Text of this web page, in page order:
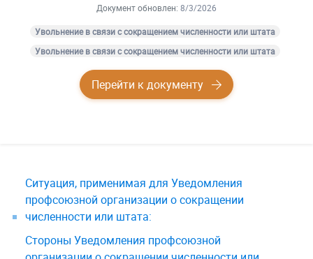
Документ обновлен: 8/3/2026
Увольнение в связи с сокращением численности или штата
Увольнение в связи с сокращением численности или штата
Перейти к документу
Ситуация, применимая для Уведомления
профсоюзной организации о сокращении
численности или штата:
Стороны Уведомления профсоюзной